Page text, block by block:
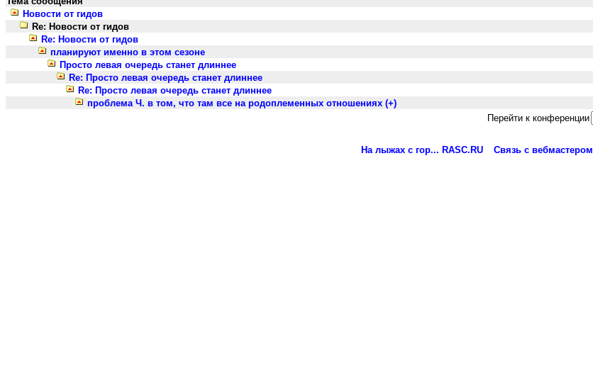
Новости от гидов
Re: Новости от гидов
Re: Новости от гидов
планируют именно в этом сезоне
Просто левая очередь станет длиннее
Re: Просто левая очередь станет длиннее
Re: Просто левая очередь станет длиннее
проблема Ч. в том, что там все на родоплеменных отношениях (+)
Перейти к конференции
На лыжах с гор... RASC.RU Связь с вебмастером